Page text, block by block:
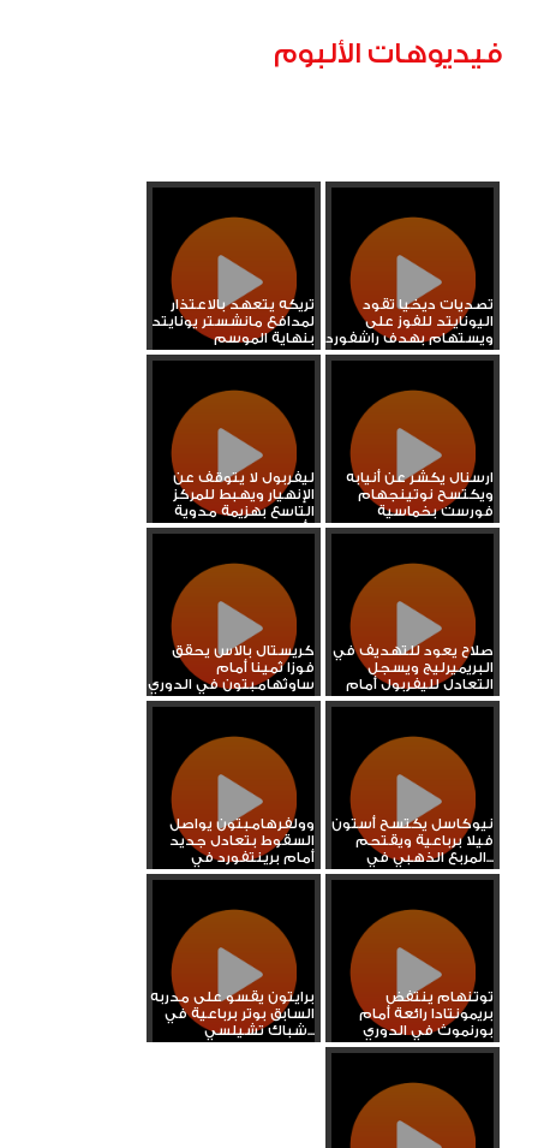
فيديوهات الألبوم
تصديات ديخيا تقود
اليونايتد للفوز على
ويستهام بهدف راشفورد
تريكه يتعهد بالاعتذار
لمدافع مانشستر يونايتد
بنهاية الموسم
ارسنال يكشر عن أنيابه
ويكتسح نوتينجهام
فورست بخماسية
ليفربول لا يتوقف عن
الإنهيار ويهبط للمركز
التاسع بهزيمة مدوية
أمام...
صلاح يعود للتهديف في
البريميرليج ويسجل
التعادل لليفربول أمام
ليدز...
كريستال بالاس يحقق
فوزا ثمينا أمام
ساوثهامبتون في الدوري
الإنجليزي
نيوكاسل يكتسح أستون
فيلا برباعية ويقتحم
المربع الذهبي في...
وولفرهامبتون يواصل
السقوط بتعادل جديد
أمام برينتفورد في
الدوري...
توتنهام ينتفض
بريمونتادا رائعة أمام
بورنموث في الدوري
الإنجليزي
برايتون يقسو على مدربه
السابق بوتر برباعية في
شباك تشيلسي...